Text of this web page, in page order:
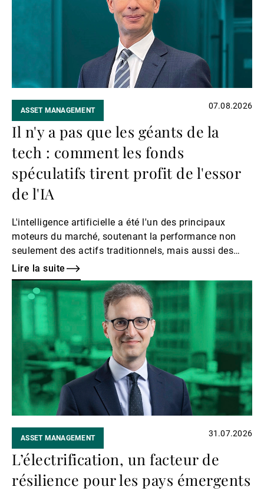
Gérants de fortune indépendants
Actualités
ASSET MANAGEMENT 07.08.2026
Il n'y a pas que les géants de la
tech : comment les fonds
spéculatifs tirent profit de l'essor
de l'IA
L'intelligence artificielle a été l'un des principaux
moteurs du marché, soutenant la performance non
seulement des actifs traditionnels, mais aussi des
instruments alternatifs tels que les fonds spéculatifs
exposés à ce secteur. Kier Boley, codirecteur et
directeur des investissements d'UBP Alternative
Investment Solutions (AIS), nous livre ici son point de
vue sur la question.
Lire la suite
Lire
suite
ASSET MANAGEMENT 31.07.2026
L’électrification, un facteur de
résilience pour les pays émergents